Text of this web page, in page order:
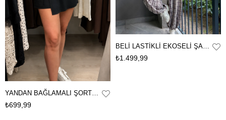
₺699,99
BELİ LASTİKLİ EKOSELİ ŞALVAR
₺1.499,99